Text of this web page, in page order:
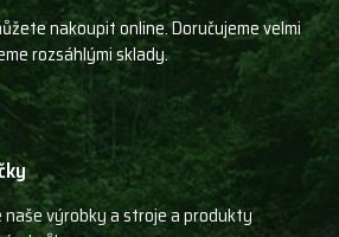
nakoupit online. Doručujeme velmi
rozsáhlými sklady.
naše výrobky a stroje a produkty